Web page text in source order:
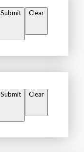
Submit Clear
Submit Clear